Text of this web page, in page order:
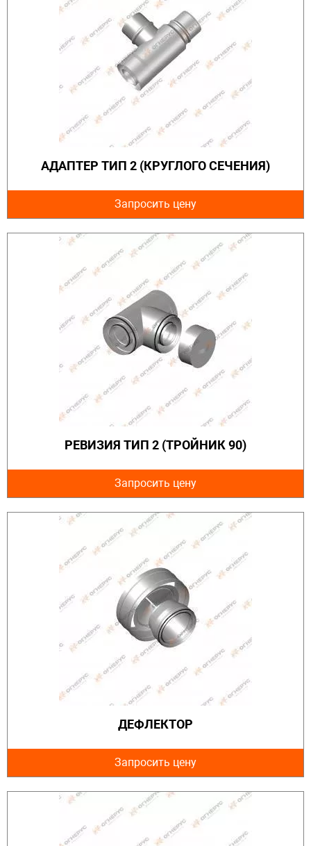
АДАПТЕР ТИП 2 (КРУГЛОГО СЕЧЕНИЯ)
Запросить цену
РЕВИЗИЯ ТИП 2 (ТРОЙНИК 90)
Запросить цену
ДЕФЛЕКТОР
Запросить цену